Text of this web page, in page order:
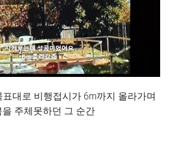
대로 비행접시가 6m까지 올라가며
을 주체못하던 그 순간